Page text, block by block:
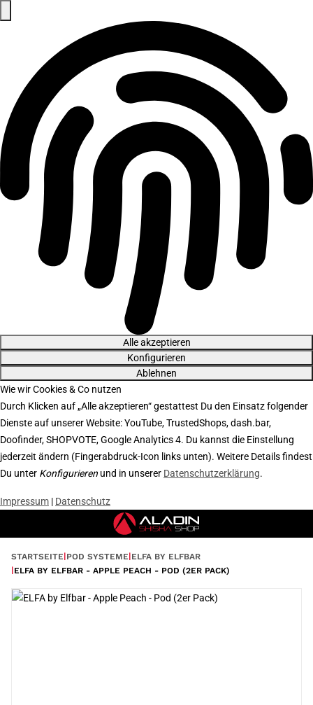
Alle akzeptieren
Konfigurieren
Ablehnen
Wie wir Cookies & Co nutzen
Durch Klicken auf „Alle akzeptieren“ gestattest Du den Einsatz folgender
Dienste auf unserer Website: YouTube, TrustedShops, dash.bar,
Doofinder, SHOPVOTE, Google Analytics 4. Du kannst die Einstellung
jederzeit ändern (Fingerabdruck-Icon links unten). Weitere Details findest
Du unter Konfigurieren und in unserer Datenschutzerklärung.
Impressum | Datenschutz
STARTSEITE POD SYSTEME ELFA BY ELFBAR
ELFA BY ELFBAR - APPLE PEACH - POD (2ER PACK)